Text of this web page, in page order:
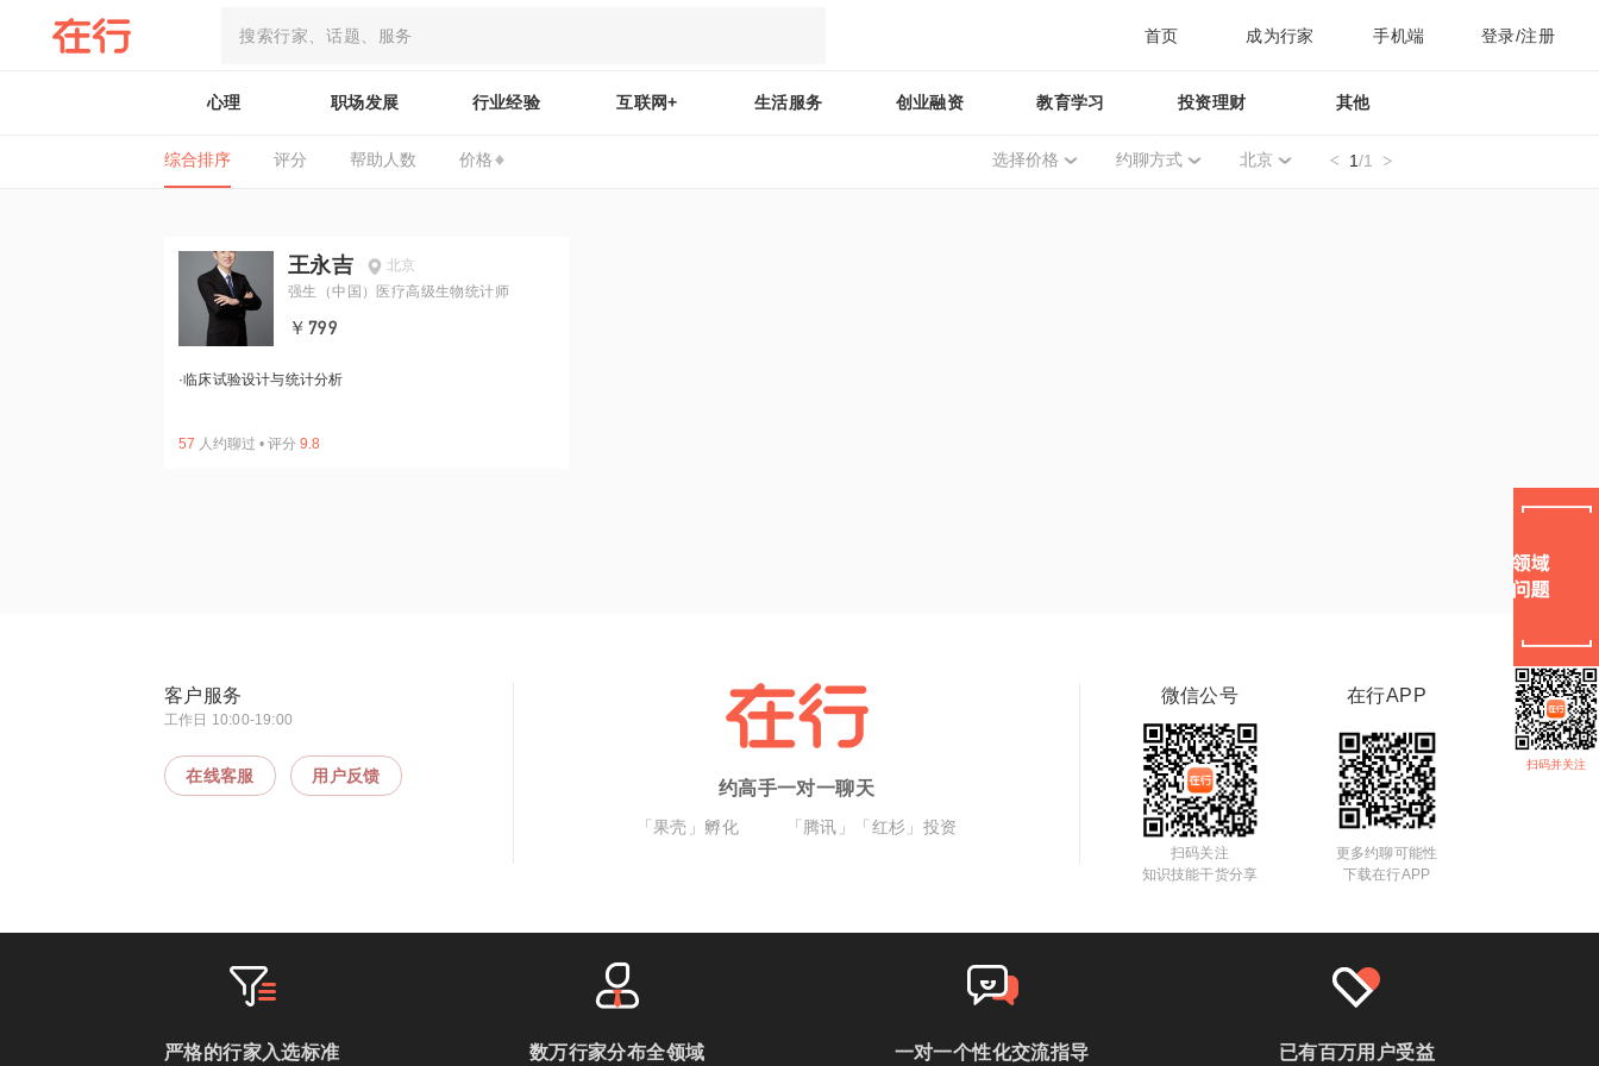
首页 成为行家 手机端 登录/注册
心理 职场发展 行业经验 互联网+ 生活服务 创业融资 教育学习 投资理财 其他
综合排序 评分 帮助人数 价格 选择价格 约聊方式 北京 1/1
王永吉
北京
强生（中国）医疗高级生物统计师
￥799
·临床试验设计与统计分析
57 人约聊过 • 评分 9.8
扫码并关注
客户服务
工作日 10:00-19:00
在线客服 用户反馈
约高手一对一聊天
「果壳」孵化 「腾讯」「红杉」投资
微信公号
扫码关注
知识技能干货分享
在行APP
更多约聊可能性
下载在行APP
严格的行家入选标准 数万行家分布全领域 一对一个性化交流指导 已有百万用户受益